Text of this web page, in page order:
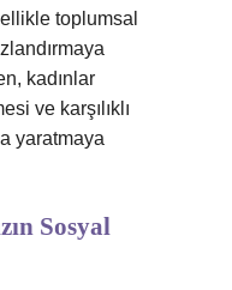
toplumsal
kadınlar
ve karşılıklı
yaratmaya
Sosyal